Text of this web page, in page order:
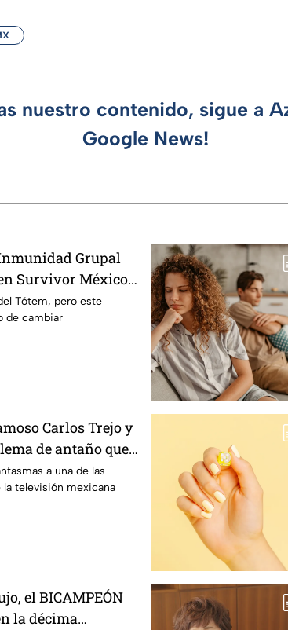
nuestro contenido, sigue a
Google News!
Grupal
Survivor México
Tótem, pero este
de cambiar
Carlos Trejo y
de antaño que
a una de las
la televisión mexicana
el BICAMPEÓN
la décima